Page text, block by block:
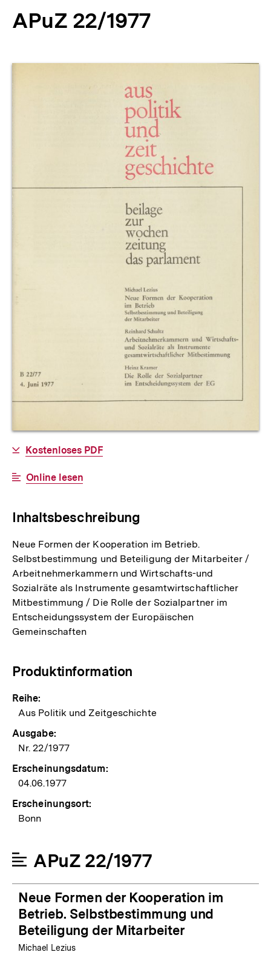
APuZ 22/1977
Allgemeine
Informationen
Download-
Kostenloses PDF
Interner
Online lesen
Inhaltsbeschreibung
Neue Formen der Kooperation im Betrieb.
Selbstbestimmung und Beteiligung der Mitarbeiter /
Arbeitnehmerkammern und Wirtschafts-und
Sozialräte als Instrumente gesamtwirtschaftlicher
Mitbestimmung / Die Rolle der Sozialpartner im
Entscheidungssystem der Europäischen
Gemeinschaften
Produktinformation
Reihe:
Aus Politik und Zeitgeschichte
Ausgabe:
Nr. 22/1977
Erscheinungsdatum:
04.06.1977
Erscheinungsort:
Bonn
APuZ 22/1977
Neue Formen der Kooperation im
Betrieb. Selbstbestimmung und
Beteiligung der Mitarbeiter
Michael Lezius